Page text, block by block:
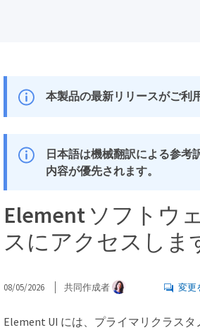
本製品の最新リリースがご利
日本語は機械翻訳による参考
内容が優先されます。
Element ソフトウ
スにアクセスしま
08/05/2026 共同作成者 変更
Element UI には、プライマリクラス